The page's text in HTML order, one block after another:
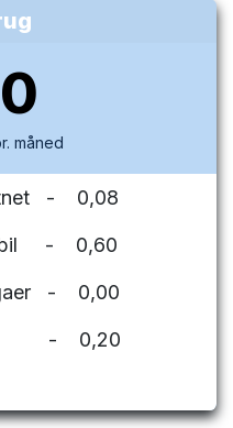
0
måned
- 0,08
- 0,60
- 0,00
- 0,20